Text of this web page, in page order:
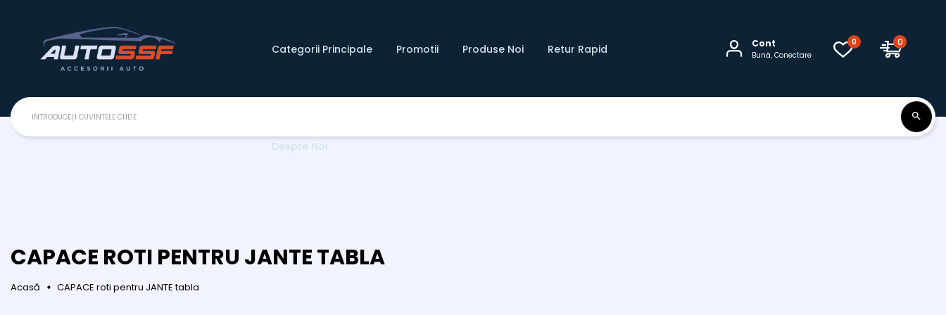
Categorii Principale Promotii Produse Noi Retur Rapid
Despre Noi
Cont
Bună, Conectare
0 0
CAPACE ROTI PENTRU JANTE TABLA
Acasă CAPACE roti pentru JANTE tabla